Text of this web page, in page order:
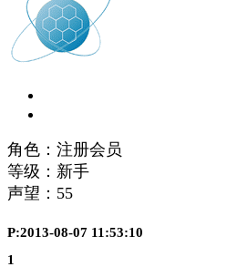
角色：注册会员
等级：新手
声望： 55
P:2013-08-07 11:53:10
1